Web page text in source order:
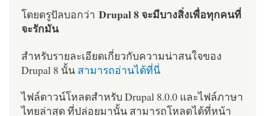
โดยดรูปัลบอกว่า Drupal 8 จะมีบางสิ่งเพื่อทุกคนที่
จะรักมัน
สำหรับรายละเอียดเกี่ยวกับความน่าสนใจของ
Drupal 8 นั้น สามารถอ่านได้ที่นี่
ไฟล์ดาวน์โหลดสำหรับ Drupal 8.0.0 และไฟล์ภาษา
ไทยล่าสุด ที่ปล่อยมานั้น สามารถโหลดได้ที่หน้า